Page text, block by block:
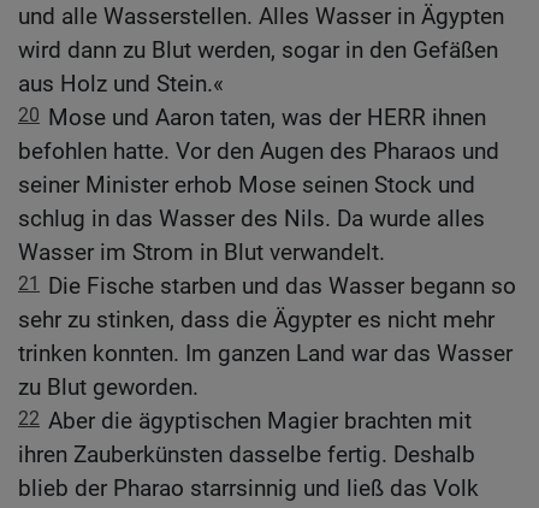
und alle Wasserstellen. Alles Wasser in Ägypten
wird dann zu Blut werden, sogar in den Gefäßen
aus Holz und Stein.«
20 Mose und Aaron taten, was der HERR ihnen
befohlen hatte. Vor den Augen des Pharaos und
seiner Minister erhob Mose seinen Stock und
schlug in das Wasser des Nils. Da wurde alles
Wasser im Strom in Blut verwandelt.
21
Die Fische starben und das Wasser begann so
sehr zu stinken, dass die Ägypter es nicht mehr
trinken konnten. Im ganzen Land war das Wasser
zu Blut geworden.
22 Aber die ägyptischen Magier brachten mit
ihren Zauberkünsten dasselbe fertig. Deshalb
blieb der Pharao starrsinnig und ließ das Volk